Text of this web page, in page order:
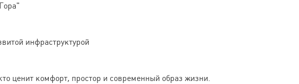
инфраструктурой
ценит комфорт, простор и современный образ жизни.